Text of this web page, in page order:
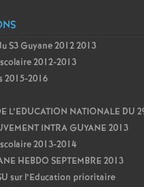
n
d
S3 Guyane 2012 2013
2012-2013
2015-2016
L’EDUCATION NATIONALE DU
INTRA GUYANE 2013
2013-2014
HEBDO SEPTEMBRE 2013
sur l’Education prioritaire